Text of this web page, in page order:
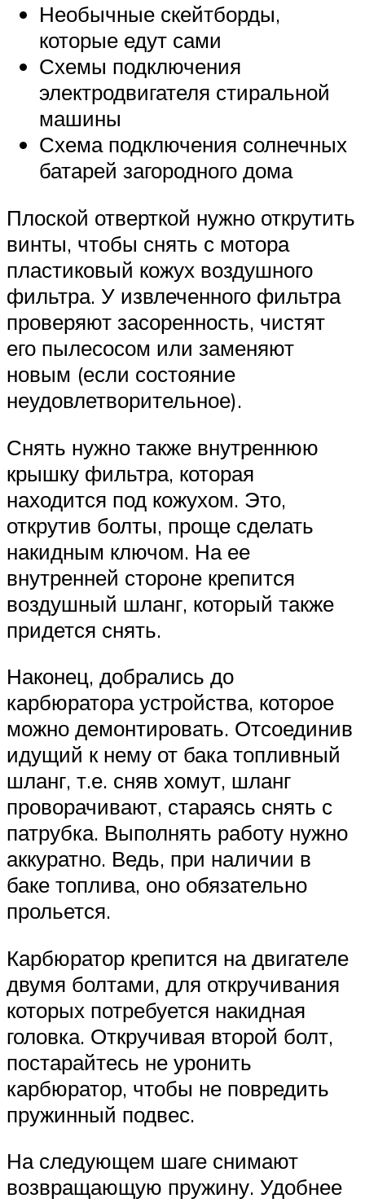
Необычные скейтборды,
которые едут сами
Схемы подключения
электродвигателя стиральной
машины
Схема подключения солнечных
батарей загородного дома
Плоской отверткой нужно открутить
винты, чтобы снять с мотора
пластиковый кожух воздушного
фильтра. У извлеченного фильтра
проверяют засоренность, чистят
его пылесосом или заменяют
новым (если состояние
неудовлетворительное).
Снять нужно также внутреннюю
крышку фильтра, которая
находится под кожухом. Это,
открутив болты, проще сделать
накидным ключом. На ее
внутренней стороне крепится
воздушный шланг, который также
придется снять.
Наконец, добрались до
карбюратора устройства, которое
можно демонтировать. Отсоединив
идущий к нему от бака топливный
шланг, т.е. сняв хомут, шланг
проворачивают, стараясь снять с
патрубка. Выполнять работу нужно
аккуратно. Ведь, при наличии в
баке топлива, оно обязательно
прольется.
Карбюратор крепится на двигателе
двумя болтами, для откручивания
которых потребуется накидная
головка. Откручивая второй болт,
постарайтесь не уронить
карбюратор, чтобы не повредить
пружинный подвес.
На следующем шаге снимают
возвращающую пружину. Удобнее